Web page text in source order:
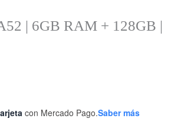
| 6GB RAM + 128GB |
con Mercado Pago.Saber más